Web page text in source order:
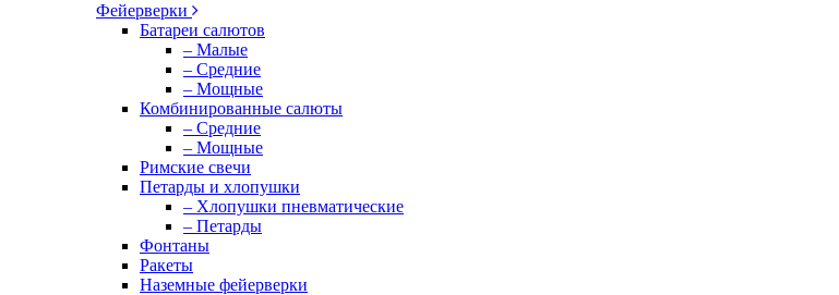
Фейерверки
Батареи салютов
– Малые
– Средние
– Мощные
Комбинированные салюты
– Средние
– Мощные
Римские свечи
Петарды и хлопушки
– Хлопушки пневматические
– Петарды
Фонтаны
Ракеты
Наземные фейерверки